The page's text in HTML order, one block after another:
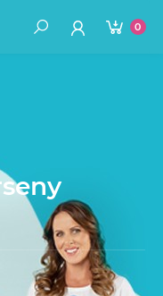
0